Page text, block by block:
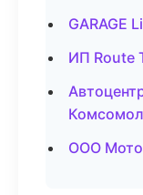
GARAGE
ИП Route
ООО